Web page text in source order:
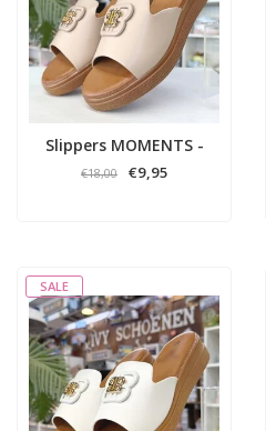
Slippers MOMENTS -
Beige
€18,00 €9,95
SALE